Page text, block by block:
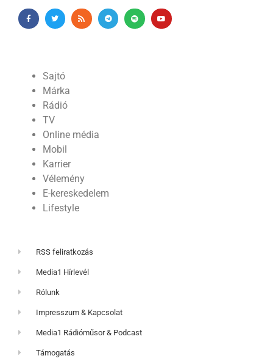
Sajtó
Márka
Rádió
TV
Online média
Mobil
Karrier
Vélemény
E-kereskedelem
Lifestyle
RSS feliratkozás
Media1 Hírlevél
Rólunk
Impresszum & Kapcsolat
Media1 Rádióműsor & Podcast
Támogatás